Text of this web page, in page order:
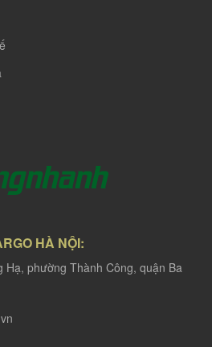
HÀ NỘI:
phường Thành Công, quận Ba